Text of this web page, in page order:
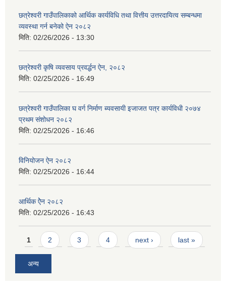
छत्रेश्वरी गाउँपालिकाको आर्थिक कार्यविधि तथा वित्तीय उत्तरदायित्व सम्बन्धमा
व्यवस्था गर्न बनेको ऐन २०८२
मिति: 02/26/2026 - 13:30
छत्रेश्‍वरी कृषि व्यवसाय प्रवर्द्धन ऐन, २०८२
मिति: 02/25/2026 - 16:49
छत्रेश्वरी गाउँपालिका घ वर्ग निर्माण ब्यवसायी इजाजत पत्र कार्यविधी २०७४
प्रथम संशोधन २०८२
मिति: 02/25/2026 - 16:46
विनियोजन ऐन २०८२
मिति: 02/25/2026 - 16:44
आर्थिक ऐेन २०८२
मिति: 02/25/2026 - 16:43
Pages
1 2 3 4 next › last »
अन्य